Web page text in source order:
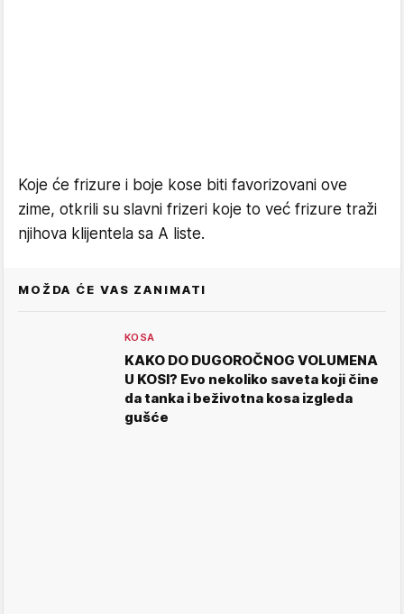
Koje će frizure i boje kose biti favorizovani ove
zime, otkrili su slavni frizeri koje to već frizure traži
njihova klijentela sa A liste.
MOŽDA ĆE VAS ZANIMATI
KOSA
KAKO DO DUGOROČNOG VOLUMENA
U KOSI? Evo nekoliko saveta koji čine
da tanka i beživotna kosa izgleda
gušće